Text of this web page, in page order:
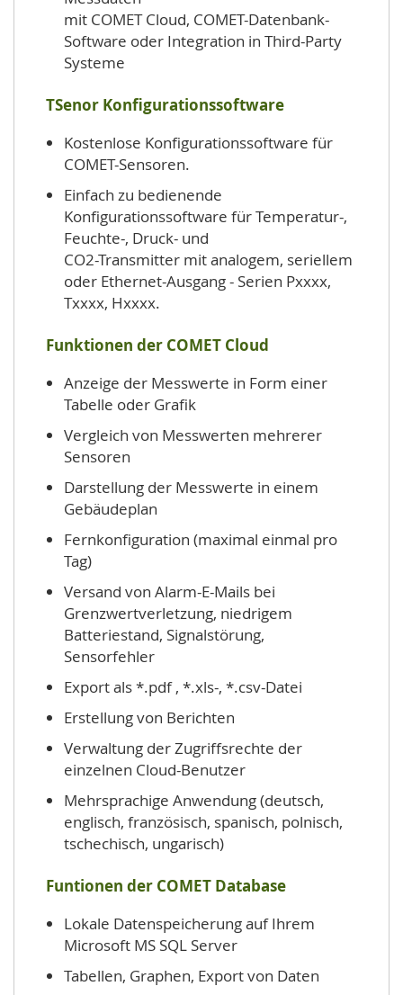
mit COMET Cloud, COMET-Datenbank-
Software oder Integration in Third-Party
Systeme
TSenor Konfigurationssoftware
Kostenlose Konfigurationssoftware für
COMET-Sensoren.
Einfach zu bedienende
Konfigurationssoftware für Temperatur-,
Feuchte-, Druck- und
CO2-Transmitter mit analogem, seriellem
oder Ethernet-Ausgang - Serien Pxxxx,
Txxxx, Hxxxx.
Funktionen der COMET Cloud
Anzeige der Messwerte in Form einer
Tabelle oder Grafik
Vergleich von Messwerten mehrerer
Sensoren
Darstellung der Messwerte in einem
Gebäudeplan
Fernkonfiguration (maximal einmal pro
Tag)
Versand von Alarm-E-Mails bei
Grenzwertverletzung, niedrigem
Batteriestand, Signalstörung,
Sensorfehler
Export als *.pdf , *.xls-, *.csv-Datei
Erstellung von Berichten
Verwaltung der Zugriffsrechte der
einzelnen Cloud-Benutzer
Mehrsprachige Anwendung (deutsch,
englisch, französisch, spanisch, polnisch,
tschechisch, ungarisch)
Funtionen der COMET Database
Lokale Datenspeicherung auf Ihrem
Microsoft MS SQL Server
Tabellen, Graphen, Export von Daten